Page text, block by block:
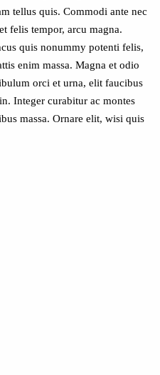
tellus quis. Commodi ante nec
felis tempor, arcu magna.
quis nonummy potenti felis,
enim massa. Magna et odio
orci et urna, elit faucibus
Integer curabitur ac montes
massa. Ornare elit, wisi quis